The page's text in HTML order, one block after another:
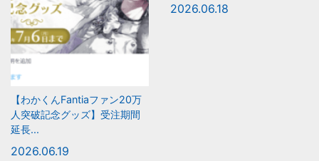
【わかくんFantiaファン20万
人突破記念グッズ】受注期間
延長...
2026.06.19
2026.06.18